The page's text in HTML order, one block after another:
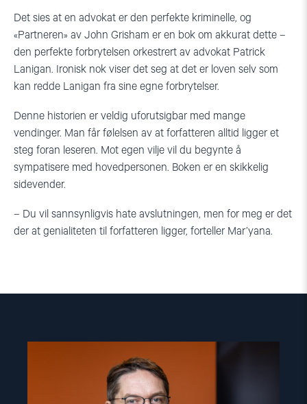
Det sies at en advokat er den perfekte kriminelle, og
«Partneren» av John Grisham er en bok om akkurat dette –
den perfekte forbrytelsen orkestrert av advokat Patrick
Lanigan. Ironisk nok viser det seg at det er loven selv som
kan redde Lanigan fra sine egne forbrytelser.
Denne historien er veldig uforutsigbar med mange
vendinger. Man får følelsen av at forfatteren alltid ligger et
steg foran leseren. Mot egen vilje vil du begynte å
sympatisere med hovedpersonen. Boken er en skikkelig
sidevender.
– Du vil sannsynligvis hate avslutningen, men for meg er det
der at genialiteten til forfatteren ligger, forteller Mar’yana.
article
"Ivar
Dale"